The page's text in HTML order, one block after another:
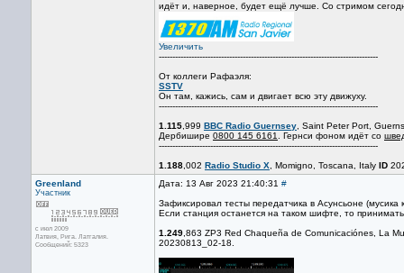
идёт и, наверное, будет ещё лучше. Со стримом
Увеличить
---------------------------------------------------------------------------------
От коллеги Рафаэля:
SSTV
Он там, кажись, сам и двигает всю эту движуху.
---------------------------------------------------------------------------------
1.115 ,999 BBC Radio Guernsey , Saint Peter Port,
Дербишире 0800 145 6161 . Гернси фоном идёт со
---------------------------------------------------------------------------------
1.188 ,002 Radio Studio X , Momigno, Toscana, Italy ID
Greenland
Участник
с июл 2009
Латвия, Рига. Латгалия.
Сообщений: 5323
Дата: 13 Авг 2023 21:40:31 #
Зафиксировал тесты передатчика в Асунсьоне (мусика
Если станция останется на таком шифте, то
1.249 ,863 ZP3 Red Chaqueña de Comunicaciónes, La
20230813_02-18.